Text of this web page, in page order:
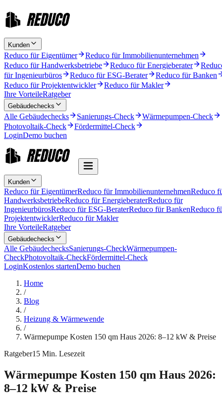
Kunden
Reduco für Eigentümer
Reduco für Immobilienunternehmen
Reduco für Handwerksbetriebe
Reduco für Energieberater
für Ingenieurbüros
Reduco für ESG-Berater
Reduco für Banken
Reduco für Projektentwickler
Reduco für Makler
Ihre VorteileRatgeber
Gebäudechecks
Alle Gebäudechecks Sanierungs-Check
Wärmepumpen-Check
Photovoltaik-Check
Fördermittel-Check
LoginDemo buchen
Kunden
Reduco für EigentümerReduco für ImmobilienunternehmenReduco
HandwerksbetriebeReduco für EnergieberaterReduco für
IngenieurbürosReduco für ESG-BeraterReduco für BankenReduco
ProjektentwicklerReduco für Makler
Ihre VorteileRatgeber
Gebäudechecks
Alle GebäudechecksSanierungs-CheckWärmepumpen-
CheckPhotovoltaik-CheckFördermittel-Check
LoginKostenlos startenDemo buchen
Home
/
Blog
/
Heizung & Wärmewende
/
Wärmepumpe Kosten 150 qm Haus 2026: 8–12 kW & Preise
Ratgeber15 Min. Lesezeit
Wärmepumpe Kosten 150 qm Haus 2026:
8–12 kW & Preise